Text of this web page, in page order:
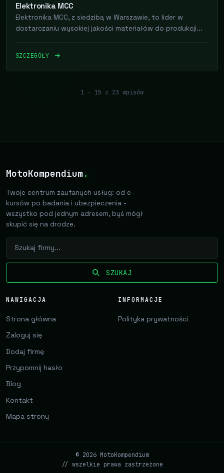
Elektronika MCC
Elektronika MCC, z siedzibą w Warszawie, to lider w
dostarczaniu wysokiej jakości materiałów do produkcji...
SZCZEGÓŁY
1 - 15 z 23 wpisów
MotoKompendium.
Twoje centrum zaufanych usług: od e-
kursów po badania i ubezpieczenia -
wszystko pod jednym adresem, byś mógł
skupić się na drodze.
SZUKAJ
NAWIGACJA
Strona główna
Zaloguj się
Dodaj firmę
Przypomnij hasło
Blog
Kontakt
Mapa strony
INFORMACJE
Polityka prywatności
© 2026 MotoKompendium
// wszelkie prawa zastrzeżone